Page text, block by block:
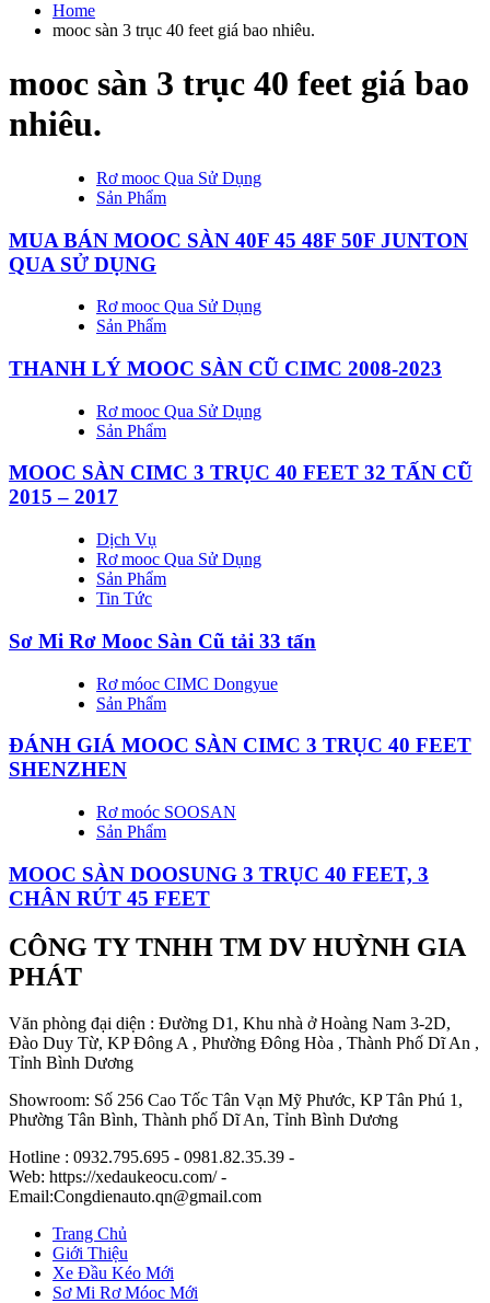
Home
mooc sàn 3 trục 40 feet giá bao nhiêu.
mooc sàn 3 trục 40 feet giá bao
nhiêu.
Rơ mooc Qua Sử Dụng
Sản Phẩm
MUA BÁN MOOC SÀN 40F 45 48F 50F JUNTON
QUA SỬ DỤNG
Rơ mooc Qua Sử Dụng
Sản Phẩm
THANH LÝ MOOC SÀN CŨ CIMC 2008-2023
Rơ mooc Qua Sử Dụng
Sản Phẩm
MOOC SÀN CIMC 3 TRỤC 40 FEET 32 TẤN CŨ
2015 – 2017
Dịch Vụ
Rơ mooc Qua Sử Dụng
Sản Phẩm
Tin Tức
Sơ Mi Rơ Mooc Sàn Cũ tải 33 tấn
Rơ móoc CIMC Dongyue
Sản Phẩm
ĐÁNH GIÁ MOOC SÀN CIMC 3 TRỤC 40 FEET
SHENZHEN
Rơ moóc SOOSAN
Sản Phẩm
MOOC SÀN DOOSUNG 3 TRỤC 40 FEET, 3
CHÂN RÚT 45 FEET
CÔNG TY TNHH TM DV HUỲNH GIA
PHÁT
Văn phòng đại diện : Đường D1, Khu nhà ở Hoàng Nam 3-2D,
Đào Duy Từ, KP Đông A , Phường Đông Hòa , Thành Phố Dĩ An ,
Tỉnh Bình Dương
Showroom: Số 256 Cao Tốc Tân Vạn Mỹ Phước, KP Tân Phú 1,
Phường Tân Bình, Thành phố Dĩ An, Tỉnh Bình Dương
Hotline : 0932.795.695 - 0981.82.35.39 -
Web: https://xedaukeocu.com/ -
Email:Congdienauto.qn@gmail.com
Trang Chủ
Giới Thiệu
Xe Đầu Kéo Mới
Sơ Mi Rơ Móoc Mới